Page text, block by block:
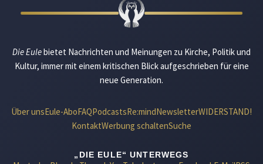
Die Eulebietet Nachrichten und Meinungen zu Kirche, Politik und
Kultur, immer mit einem kritischen Blick aufgeschrieben für eine
neue Generation.
Über unsEule-AboFAQPodcastsRe:mindNewsletterWIDERSTAND!
KontaktWerbung schaltenSuche
„DIE EULE“ UNTERWEGS